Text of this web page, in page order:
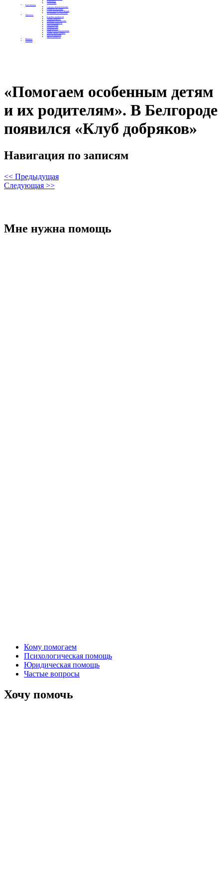
Контакты
Отделения
Как помочь
Сделать пожертвование
Подписка на добро
Стать волонтером фонда
Вечеринки со смыслом
Проекты
Коробка храбрости
Уроки Доброты
Юридическая помощь
Мамины радости
Автодобряки
Добрый торт
Добропробег
Няни особого назначения
Акция «Букет добра»
Фактор времени
Цветы доброты
Бизнесу
Отчеты
«Помогаем особенным детям
и их родителям». В Белгороде
появился «Клуб добряков»
Навигация по записям
<< Предыдущая
Следующая >>
Мне нужна помощь
Кому помогаем
Психологическая помощь
Юридическая помощь
Частые вопросы
Хочу помочь